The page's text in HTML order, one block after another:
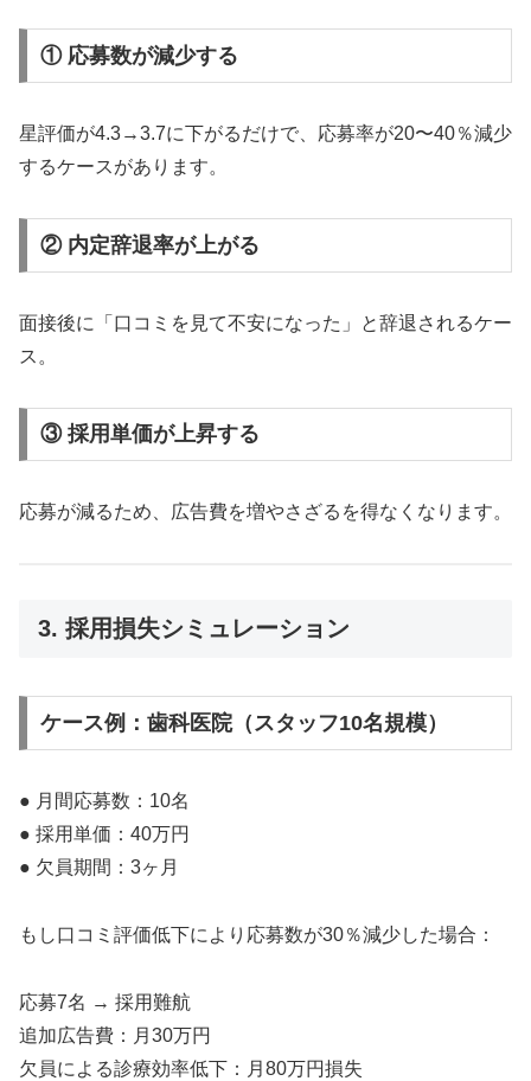
① 応募数が減少する
星評価が4.3→3.7に下がるだけで、応募率が20〜40％減少
するケースがあります。
② 内定辞退率が上がる
面接後に「口コミを見て不安になった」と辞退されるケー
ス。
③ 採用単価が上昇する
応募が減るため、広告費を増やさざるを得なくなります。
3. 採用損失シミュレーション
ケース例：歯科医院（スタッフ10名規模）
● 月間応募数：10名
● 採用単価：40万円
● 欠員期間：3ヶ月
もし口コミ評価低下により応募数が30％減少した場合：
応募7名 → 採用難航
追加広告費：月30万円
欠員による診療効率低下：月80万円損失